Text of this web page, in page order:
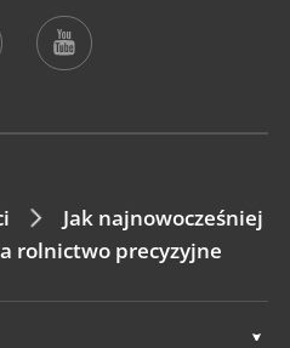
Jak najnowocześniej
rolnictwo precyzyjne